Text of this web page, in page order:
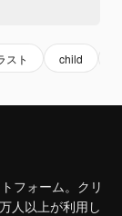
スト child
フォーム。クリ
人以上が利用し